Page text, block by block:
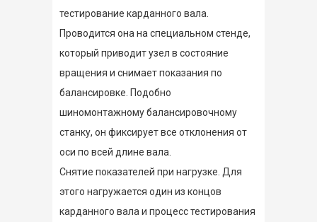
тестирование карданного вала.
Проводится она на специальном стенде,
который приводит узел в состояние
вращения и снимает показания по
балансировке. Подобно
шиномонтажному балансировочному
станку, он фиксирует все отклонения от
оси по всей длине вала.
Снятие показателей при нагрузке. Для
этого нагружается один из концов
карданного вала и процесс тестирования